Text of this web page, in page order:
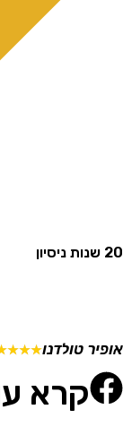
טולדנו☆
☆
☆
☆
☆
קרא עוד